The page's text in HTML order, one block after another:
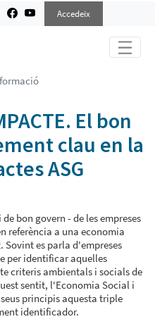
EL BON
Accedeix
El bon
clau en la
ASG
bon govern - de les empreses
referència a una economia
es parla d'empreses
per identificar aquelles
criteris ambientals i socials de
sentit, l'Economia Social i
principis aquesta triple
identificador.